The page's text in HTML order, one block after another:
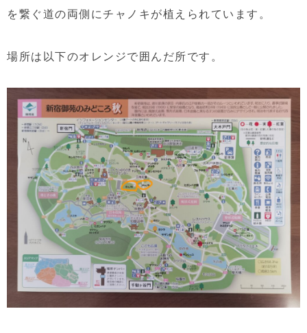
を繋ぐ道の両側にチャノキが植えられています。
場所は以下のオレンジで囲んだ所です。